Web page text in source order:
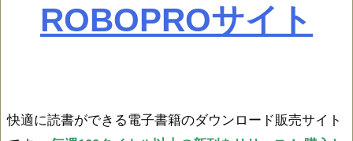
ROBOPROサイト
快適に読書ができる電子書籍のダウンロード販売サイト